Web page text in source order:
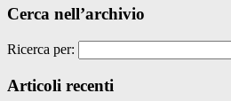
Cerca nell’archivio
Ricerca per:
Articoli recenti